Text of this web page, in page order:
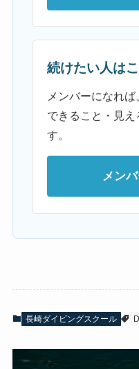
続けたい人は
メンバーになれ
できること・見え
す。
メン
長崎ダイビングスクール